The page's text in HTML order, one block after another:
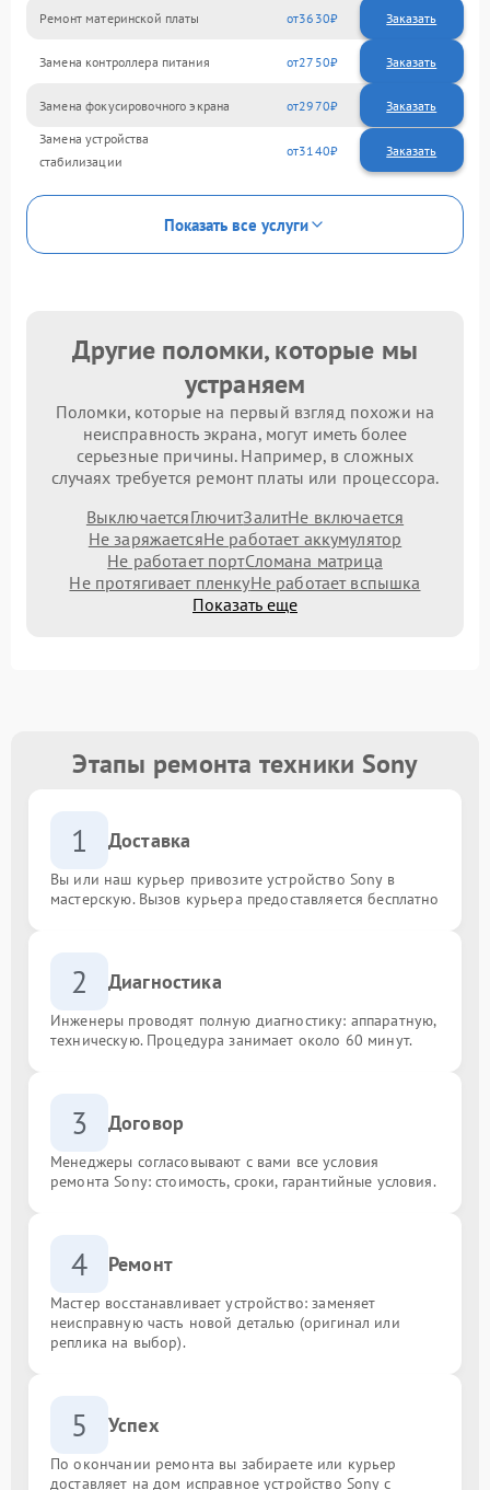
Ремонт материнской платы 3630
Замена контроллера питания 2750
Замена фокусировочного экрана 2970
Замена устройства
стабилизации
3140
Показать все услуги
Другие поломки, которые мы
устраняем
Поломки, которые на первый взгляд похожи на
неисправность экрана, могут иметь более
серьезные причины. Например, в сложных
случаях требуется ремонт платы или процессора.
ВыключаетсяГлючитЗалитНе включается
Не заряжаетсяНе работает аккумулятор
Не работает портСломана матрица
Не протягивает пленкуНе работает вспышка
Показать еще
Этапы ремонта техники Sony
1 Доставка
Вы или наш курьер привозите устройство Sony в
мастерскую. Вызов курьера предоставляется бесплатно
2 Диагностика
Инженеры проводят полную диагностику: аппаратную,
техническую. Процедура занимает около 60 минут.
3 Договор
Менеджеры согласовывают с вами все условия
ремонта Sony: стоимость, сроки, гарантийные условия.
4 Ремонт
Мастер восстанавливает устройство: заменяет
неисправную часть новой деталью (оригинал или
реплика на выбор).
5 Успех
По окончании ремонта вы забираете или курьер
доставляет на дом исправное устройство Sony с